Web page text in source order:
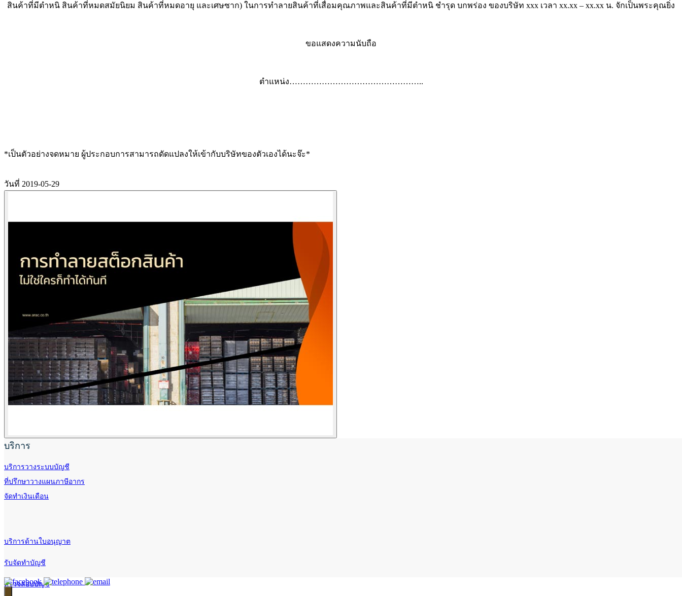
สินค้าที่มีตำหนิ สินค้าที่หมดสมัยนิยม สินค้าที่หมดอายุ และเศษซาก) ในการทำลายสินค้าที่เสื่อมคุณภาพและสินค้าที่มีตำหนิ ชำรุด บกพร่อง ของบริษัท xxx เวลา xx.xx – xx.xx น. จักเป็นพระคุณยิ่ง
ขอแสดงความนับถือ
ตำแหน่ง…………………………………………..
*เป็นตัวอย่างจดหมาย ผู้ประกอบการสามารถดัดแปลงให้เข้ากับบริษัทของตัวเองได้นะจ๊ะ*
วันที่ 2019-05-29
บริการ
บริการวางระบบบัญชี
ที่ปรึกษาวางแผนภาษีอากร
จัดทำเงินเดือน
บริการด้านใบอนุญาต
รับจัดทำบัญชี
ตรวจสอบบัญชี